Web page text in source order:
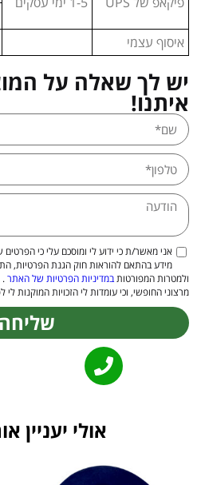
איסוף עצמי
יש לך שאלה על
איתנו!
אני מאשר/ת כי ידוע לי ומוסכם עלי כי הפרטים
ולמטרות המפורטותבמדיניות הפרטיות של האתר.
מרצוני החופשי, וכי עומדות לי הזכויות המוקנות לי
שליחה
אולי יעניין